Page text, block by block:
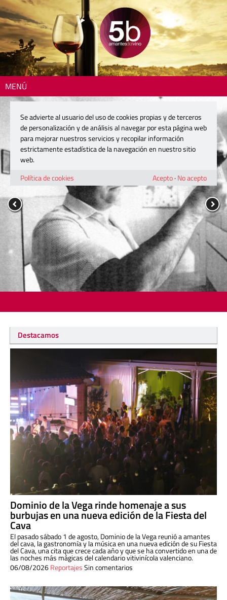
MENÚ
Destacamos
Dominio de la Vega rinde homenaje a sus
burbujas en una nueva edición de la Fiesta del
Cava
El pasado sábado 1 de agosto, Dominio de la Vega reunió a amantes
del cava, la gastronomía y la música en una nueva edición de su Fiesta
del Cava, una cita que crece cada año y que se ha convertido en una de
las noches más mágicas del calendario vitivinícola valenciano.
06/08/2026ReportajesSin comentarios
Se advierte al usuario del uso de cookies propias y de terceros
de personalización y de análisis al navegar por esta página web
para mejorar nuestros servicios y recopilar información
estrictamente estadística de la navegación en nuestro sitio
web.
Política de cookies
Acepto· No acepto